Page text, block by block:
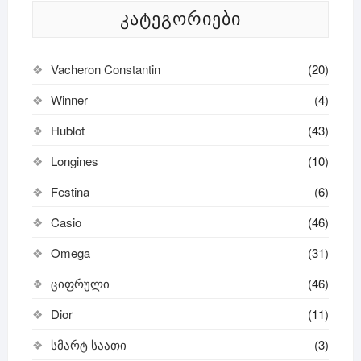
ᲙᲐᲢᲔᲒᲝᲠᲘᲔᲑᲘ
Vacheron Constantin
(20)
Winner
(4)
Hublot
(43)
Longines
(10)
Festina
(6)
Casio
(46)
Omega
(31)
ციფრული
(46)
Dior
(11)
სმარტ საათი
(3)